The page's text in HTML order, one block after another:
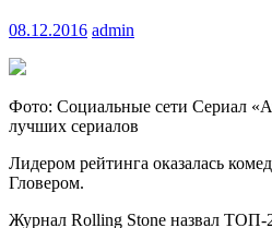
08.12.2016 admin
Фото: Социальные сети Сериал
лучших сериалов
Лидером рейтинга оказалась
Гловером.
Журнал Rolling Stone назвал ТОП-